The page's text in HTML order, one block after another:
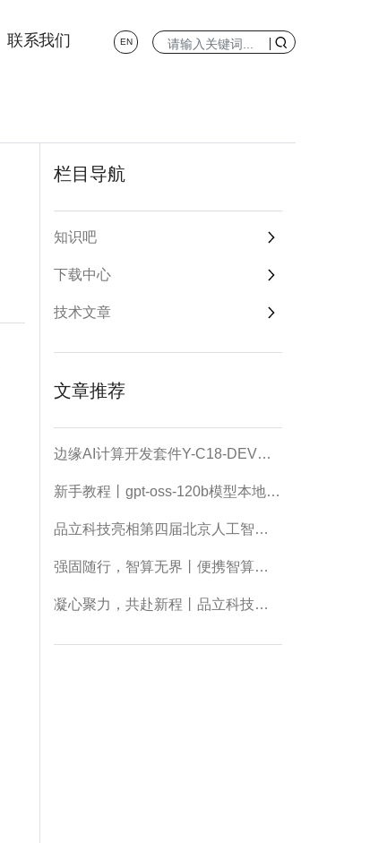
联系我们 EN
栏目导航
知识吧
下载中心
技术文章
文章推荐
边缘AI计算开发套件Y-C18-DEV快速上手指南
新手教程丨gpt-oss-120b模型本地部署！
品立科技亮相第四届北京人工智能产业创新发展大会
强固随行，智算无界丨便携智算加固笔记本11F5E1
凝心聚力，共赴新程丨品立科技年会圆满落幕